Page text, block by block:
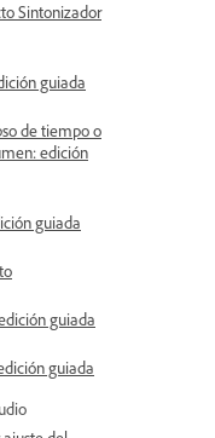
Sintonizador
guiada
de tiempo o
edición
guiada
guiada
guiada